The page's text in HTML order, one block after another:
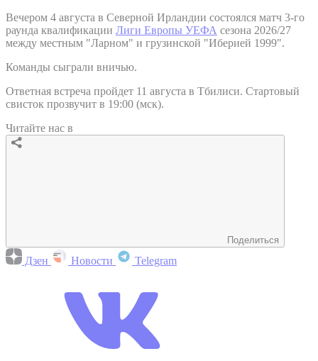
Вечером 4 августа в Северной Ирландии состоялся матч 3-го
раунда квалификации Лиги Европы УЕФА сезона 2026/27
между местным "Ларном" и грузинской "Иберией 1999".
Команды сыграли вничью.
Ответная встреча пройдет 11 августа в Тбилиси. Стартовый
свисток прозвучит в 19:00 (мск).
Читайте нас в
Поделиться
Дзен Новости Telegram